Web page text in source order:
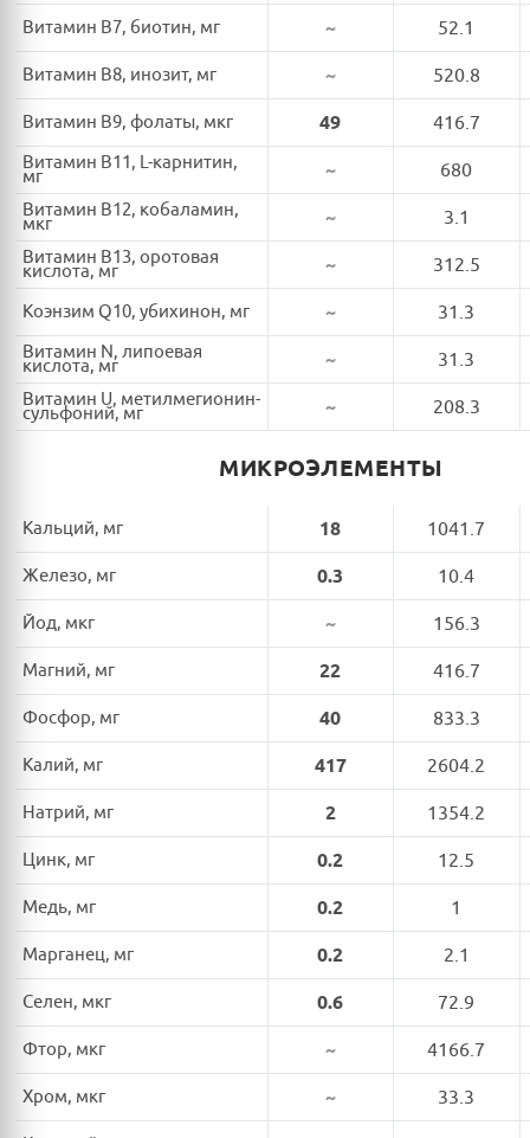
Витамин B7, биотин, мг ~ 52.1
Витамин B8, инозит, мг ~ 520.8
Витамин B9, фолаты, мкг 49 416.7
Витамин B11, L-карнитин,
мг ~ 680
Витамин B12, кобаламин,
мкг ~ 3.1
Витамин B13, оротовая
кислота, мг ~ 312.5
Коэнзим Q10, убихинон, мг ~ 31.3
Витамин N, липоевая
кислота, мг ~ 31.3
Витамин U, метилмегионин-
сульфоний, мг ~ 208.3
МИКРОЭЛЕМЕНТЫ
Кальций, мг 18 1041.7
Железо, мг 0.3 10.4
Йод, мкг ~ 156.3
Магний, мг 22 416.7
Фосфор, мг 40 833.3
Калий, мг 417 2604.2
Натрий, мг 2 1354.2
Цинк, мг 0.2 12.5
Медь, мг 0.2 1
Марганец, мг 0.2 2.1
Селен, мкг 0.6 72.9
Фтор, мкг ~ 4166.7
Хром, мкг ~ 33.3